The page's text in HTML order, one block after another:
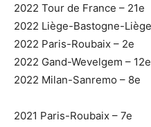
2022 Tour de France – 21e
2022 Liège-Bastogne-
2022 Paris-Roubaix – 2e
2022 Gand-Wevelgem – 12e
2022 Milan-Sanremo – 8e
2021 Paris-Roubaix – 7e